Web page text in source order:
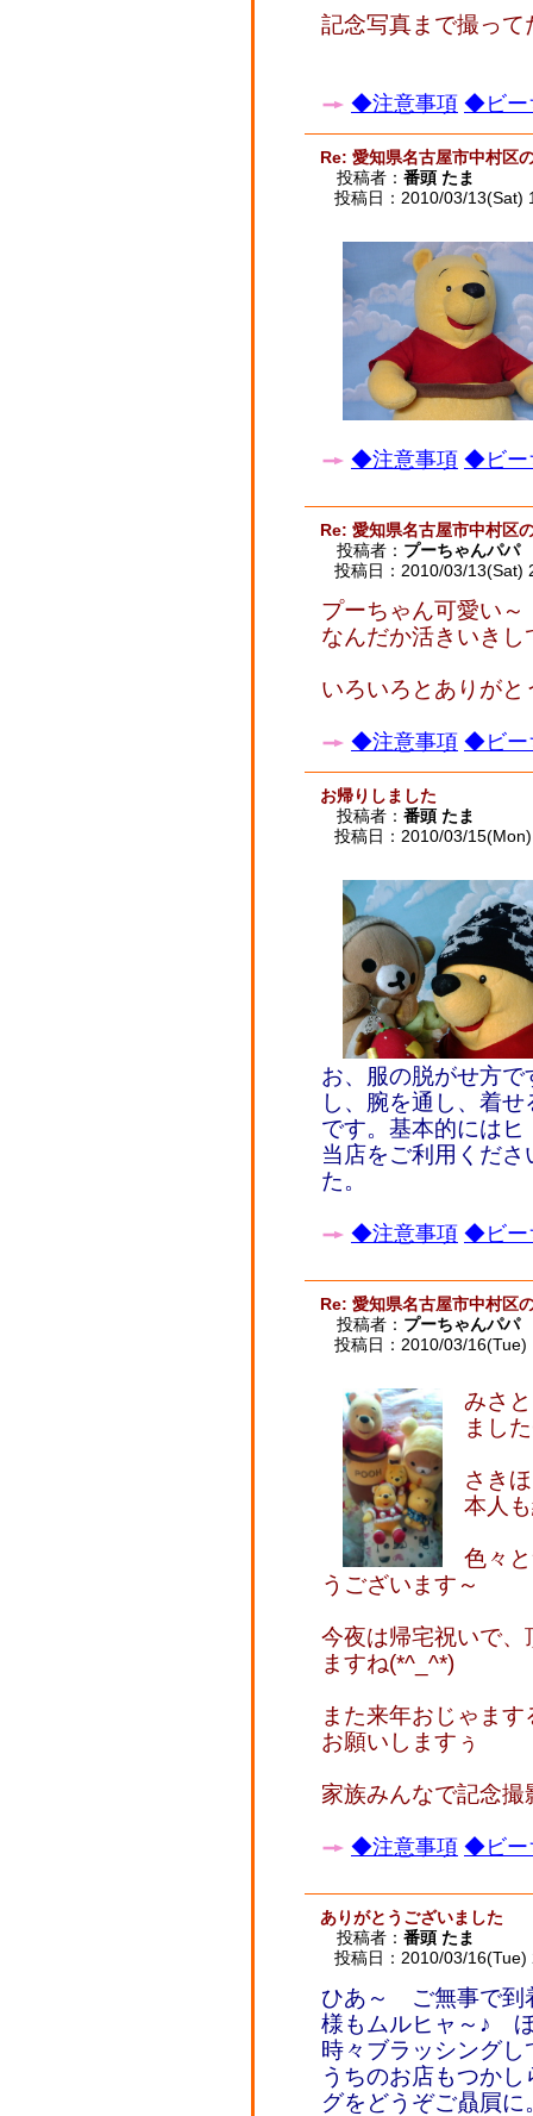
記念写真まで撮って
◆注意事項 ◆ビー
Re: 愛知県名古屋市中村区
投稿者： 番頭 たま
投稿日：2010/03/13(Sat)
◆注意事項 ◆ビー
Re: 愛知県名古屋市中村区
投稿者： プーちゃんパパ
投稿日：2010/03/13(Sat)
プーちゃん可愛い～
なんだか活きいきし
いろいろとありがと
◆注意事項 ◆ビー
お帰りしました
投稿者： 番頭 たま
投稿日：2010/03/
お、服の脱がせ方
し、腕を通し、着
です。基本的には
当店をご利用くだ
た。
◆注意事項 ◆ビー
Re: 愛知県名古屋市中村区
投稿者： プーちゃんパパ
投稿日：2010/03/
みさ
まし
さき
本人
色々
うございます～
今夜は帰宅祝いで
ますね(*^_^*)
また来年おじゃま
お願いしますぅ
家族みんなで記念
◆注意事項 ◆ビー
ありがとうございました
投稿者： 番頭 たま
投稿日：2010/03/
ひあ～ ご無事で到
様もムルヒャ～♪
時々ブラッシング
うちのお店もつか
グをどうぞご贔屓